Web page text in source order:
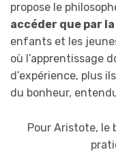
propose le
accéder que par
enfants et les
où l’apprentissage
d’expérience, plus
du bonheur,
Pour Aristote, le